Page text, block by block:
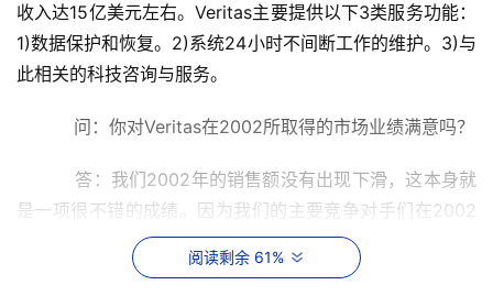
收入达15亿美元左右。Veritas主要提供以下3类服务功能：
1)数据保护和恢复。2)系统24小时不间断工作的维护。3)与
此相关的科技咨询与服务。
问：你对Veritas在2002所取得的市场业绩满意吗？
答：我们2002年的销售额没有出现下滑，这本身就
是一项很不错的成绩。因为我们的主要竞争对手们在2002
年的销售额都不如我们。当然，Veritas并不会因为这样就
沾沾自喜，因为我们还有更大的市场目标。我们的员工队伍
阅读剩余 61%